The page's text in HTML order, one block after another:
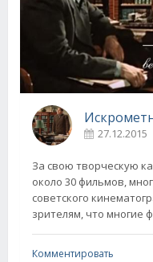
27.12.2015
За свою творческую
около 30 фильмов,
советского
зрителям, что многие
Комментировать